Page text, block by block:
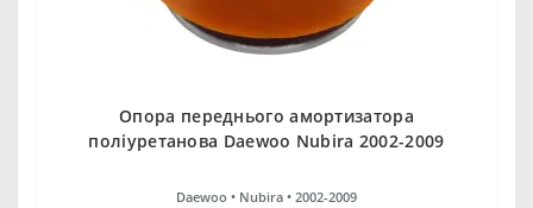
Опора переднього амортизатора
поліуретанова Daewoo Nubira 2002-2009
Daewoo • Nubira • 2002-2009